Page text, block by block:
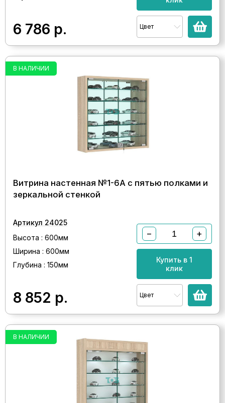
6 786 р. Цвет
В НАЛИЧИИ
Витрина настенная №1-6А с пятью полками и
зеркальной стенкой
Артикул 24025
Высота : 600мм
Ширина : 600мм
Глубина : 150мм
8 852 р.
− +
Купить в 1
клик
Цвет
В НАЛИЧИИ